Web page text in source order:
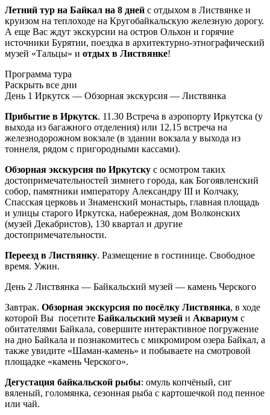
Летний тур на Байкал на 8 дней с отдыхом в Листвянке и
круизом на теплоходе на Кругобайкальскую железную дорогу.
А еще Вас ждут экскурсии на остров Ольхон и горячие
источники Бурятии, поездка в архитектурно-этнографический
музей «Тальцы» и отдых в Листвянке!
Программа тура
Раскрыть все дни
День 1 Иркутск — Обзорная экскурсия — Листвянка
Прибытие в Иркутск. 11.30 Встреча в аэропорту Иркутска (у
выхода из багажного отделения) или 12.15 встреча на
железнодорожном вокзале (в здании вокзала у выхода из
тоннеля, рядом с пригородными кассами).
Обзорная экскурсия по Иркутску с осмотром таких
достопримечательностей зимнего города, как Богоявленский
собор, памятники императору Александру III и Колчаку,
Спасская церковь и Знаменский монастырь, главная площадь
и улицы старого Иркутска, набережная, дом Волконских
(музей Декабристов), 130 квартал и другие
достопримечательности.
Переезд в Листвянку. Размещение в гостинице. Свободное
время. Ужин.
День 2 Листвянка — Байкальский музей — камень Черского
Завтрак. Обзорная экскурсия по посёлку Листвянка, в ходе
которой Вы посетите Байкальский музей и Аквариум с
обитателями Байкала, совершите интерактивное погружение
на дно Байкала и познакомитесь с микромиром озера Байкал, а
также увидите «Шаман-камень» и побываете на смотровой
площадке «камень Черского».
Дегустация байкальской рыбы: омуль копчёный, сиг
вяленый, голомянка, сезонная рыба с картошечкой под пенное
или чай.